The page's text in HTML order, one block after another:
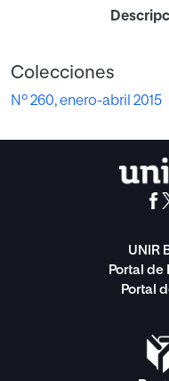
Colecciones
Nº 260, enero-abril 2015
UNIR
Portal
Portal